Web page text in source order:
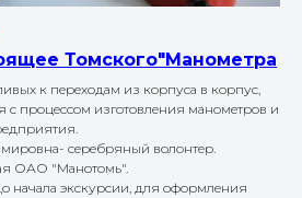
Томского"Манометра
к переходам из корпуса в корпус,
процессом изготовления манометров и
серебряный волонтер.
ОАО "Манотомь".
начала экскурсии, для оформления